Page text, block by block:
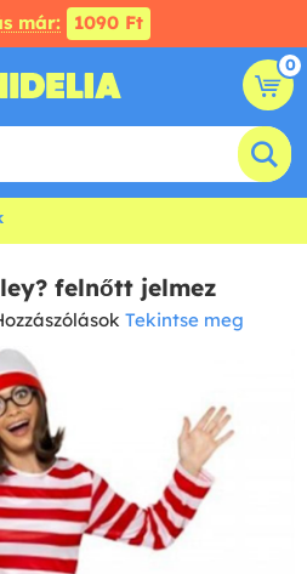
már: 1090 Ft
0
felnőtt jelmez
Tekintse meg